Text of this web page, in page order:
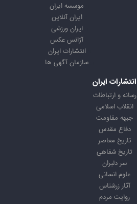
موسسه ایران
ایران آنلاین
ایران ورزشی
آژانس عکس
انتشارات ایران
سازمان آگهی ها
انتشارات ایران
رسانه و ارتباطات
انقلاب اسلامی
جبهه مقاومت
دفاع مقدس
تاریخ معاصر
تاریخ شفاهی
سر دلبران
علوم انسانی
آثار زرشناس
روایت مردم